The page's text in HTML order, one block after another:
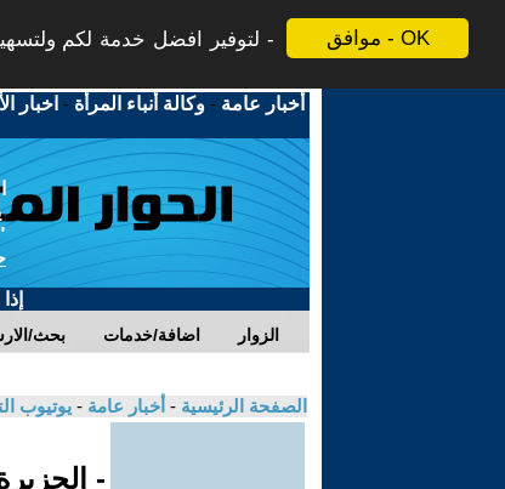
موافق - OK
لتوفير افضل خدمة لكم
أخبار عامة -وكالة أنباء المرأة - اخبار
بحث/ اضافة/خدمات الزوار
الصفحة الرئيسية - أخبار عامة - يوتيوب
-